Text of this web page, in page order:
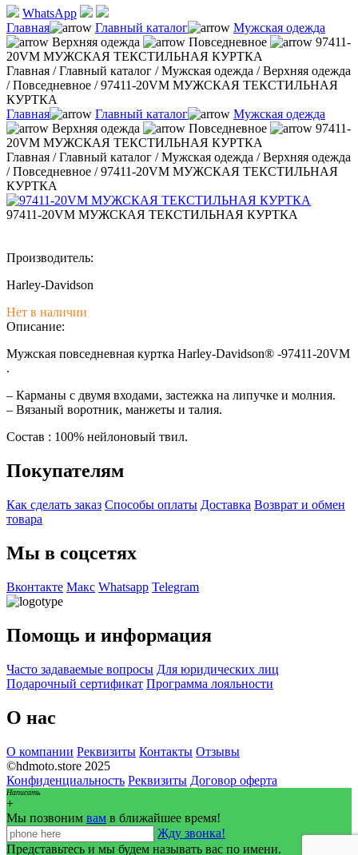
WhatsApp
Главная
Главный каталог
Мужская одежда
Верхняя одежда
Повседневное
97411-
20VM МУЖСКАЯ ТЕКСТИЛЬНАЯ КУРТКА
Главная /Главный каталог /Мужская одежда /Верхняя одежда
/Повседневное /97411-20VM МУЖСКАЯ ТЕКСТИЛЬНАЯ
КУРТКА
Главная
Главный каталог
Мужская одежда
Верхняя одежда
Повседневное
97411-
20VM МУЖСКАЯ ТЕКСТИЛЬНАЯ КУРТКА
Главная /Главный каталог /Мужская одежда /Верхняя одежда
/Повседневное /97411-20VM МУЖСКАЯ ТЕКСТИЛЬНАЯ
КУРТКА
97411-20VM МУЖСКАЯ ТЕКСТИЛЬНАЯ КУРТКА
Производитель:
Harley-Davidson
Нет в наличии
Описание:
Мужская повседневная куртка Harley-Davidson® -97411-20VM
.
– Карманы с двумя входами, застежка на липучке и молния.
– Вязаный воротник, манжеты и талия.
Состав : 100% нейлоновый твил.
Покупателям
Как сделать заказ Способы оплаты Доставка Возврат и обмен
товара
Мы в соцсетях
Вконтакте Макс Whatsapp Telegram
Помощь и информация
Часто задаваемые вопросы Для юридических лиц
Подарочный сертификат Программа лояльности
О нас
О компании Реквизиты Контакты Отзывы
©hdmoto.store 2025
Конфиденциальность Реквизиты Договор оферта
Написать
+
Мы позвоним вам в ближайшее время!
Жду звонка!
Представьтесь и мы будем называть вас по имени.